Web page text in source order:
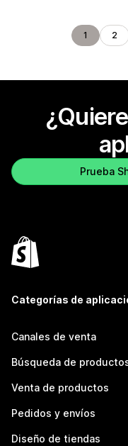
1 2
Prueba
Categorías de
Canales de venta
Búsqueda de
Venta de productos
Pedidos y envíos
Diseño de tiendas